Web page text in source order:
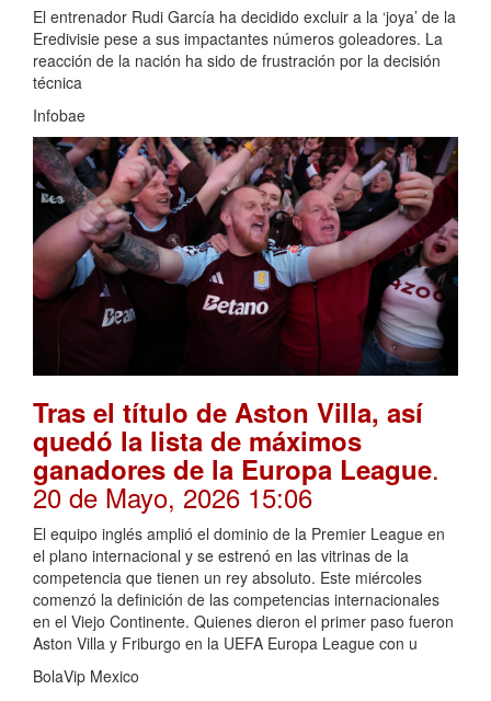
El entrenador Rudi García ha decidido excluir a la ‘joya’ de la
Eredivisie pese a sus impactantes números goleadores. La
reacción de la nación ha sido de frustración por la decisión
técnica
Infobae
Tras el título de Aston Villa, así
quedó la lista de máximos
ganadores de la Europa League.
20 de Mayo, 2026 15:06
El equipo inglés amplió el dominio de la Premier League en
el plano internacional y se estrenó en las vitrinas de la
competencia que tienen un rey absoluto. Este miércoles
comenzó la definición de las competencias internacionales
en el Viejo Continente. Quienes dieron el primer paso fueron
Aston Villa y Friburgo en la UEFA Europa League con u
BolaVip Mexico